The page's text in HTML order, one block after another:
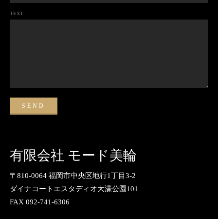
TEXT
有限会社 モード美輪
〒810-0064 福岡市中央区地行1丁目3-2
ダイナコートエスタディオ大濠公園101
FAX 092-741-6306